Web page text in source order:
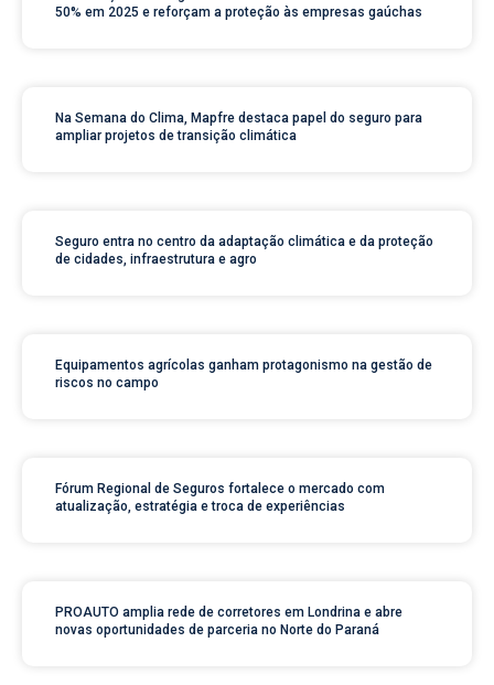
50% em 2025 e reforçam a proteção às empresas gaúchas
Na Semana do Clima, Mapfre destaca papel do seguro para
ampliar projetos de transição climática
Seguro entra no centro da adaptação climática e da proteção
de cidades, infraestrutura e agro
Equipamentos agrícolas ganham protagonismo na gestão de
riscos no campo
Fórum Regional de Seguros fortalece o mercado com
atualização, estratégia e troca de experiências
PROAUTO amplia rede de corretores em Londrina e abre
novas oportunidades de parceria no Norte do Paraná